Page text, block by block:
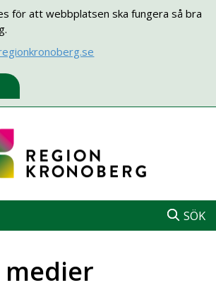
för att webbplatsen ska fungera så bra
SÖK
medier